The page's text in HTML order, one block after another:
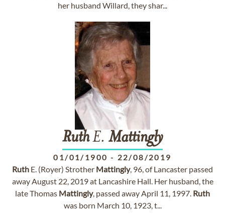
her husband Willard, they shar...
RuthE. Mattingly
01/01/1900 - 22/08/2019
Ruth E. (Royer) Strother Mattingly, 96, of Lancaster passed
away August 22, 2019 at Lancashire Hall. Her husband, the
late Thomas Mattingly, passed away April 11, 1997. Ruth
was born March 10, 1923, t...